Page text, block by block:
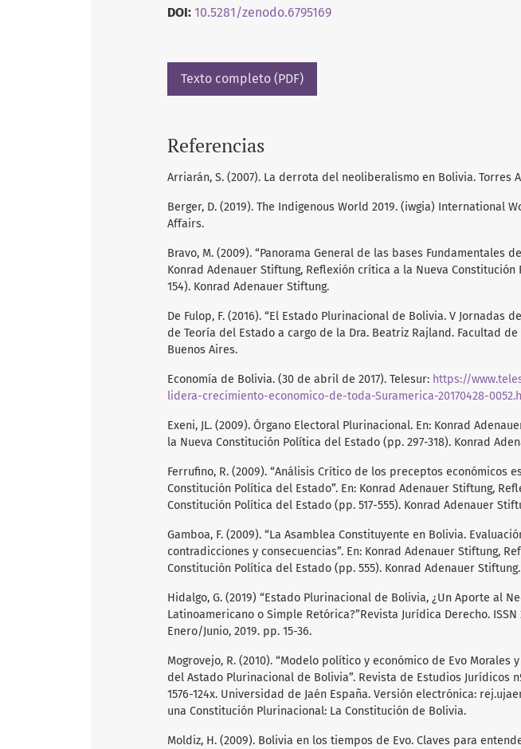
DOI: 10.5281/zenodo.6795169
Texto completo (PDF)
Referencias
Arriarán, S. (2007). La derrota del neoliberalismo en Bolivia. Torres
Berger, D. (2019). The Indigenous World 2019. (iwgia) International
Affairs.
Bravo, M. (2009). “Panorama General de las bases Fundamentales
Konrad Adenauer Stiftung, Reflexión crítica a la Nueva Constitución
154). Konrad Adenauer Stiftung.
De Fulop, F. (2016). “El Estado Plurinacional de Bolivia. V Jornadas
de Teoría del Estado a cargo de la Dra. Beatriz Rajland. Facultad
Buenos Aires.
Economía de Bolivia. (30 de abril de 2017). Telesur: https://
lidera-crecimiento-economico-de-toda-Suramerica-20170428-
Exeni, JL. (2009). Órgano Electoral Plurinacional. En: Konrad
la Nueva Constitución Política del Estado (pp. 297-318). Konrad
Ferrufino, R. (2009). “Análisis Crítico de los preceptos económicos
Constitución Política del Estado”. En: Konrad Adenauer Stiftung,
Constitución Política del Estado (pp. 517-555). Konrad Adenauer
Gamboa, F. (2009). “La Asamblea Constituyente en Bolivia.
contradicciones y consecuencias”. En: Konrad Adenauer Stiftung,
Constitución Política del Estado (pp. 555). Konrad Adenauer Stiftung.
Hidalgo, G. (2019) “Estado Plurinacional de Bolivia, ¿Un Aporte al
Latinoamericano o Simple Retórica?”Revista Jurídica Derecho. ISSN
Enero/Junio, 2019. pp. 15-36.
Mogrovejo, R. (2010). “Modelo político y económico de Evo Morales
del Astado Plurinacional de Bolivia”. Revista de Estudios Jurídicos
1576-124x. Universidad de Jaén España. Versión electrónica:
una Constitución Plurinacional: La Constitución de Bolivia.
Moldiz, H. (2009). Bolivia en los tiempos de Evo. Claves para